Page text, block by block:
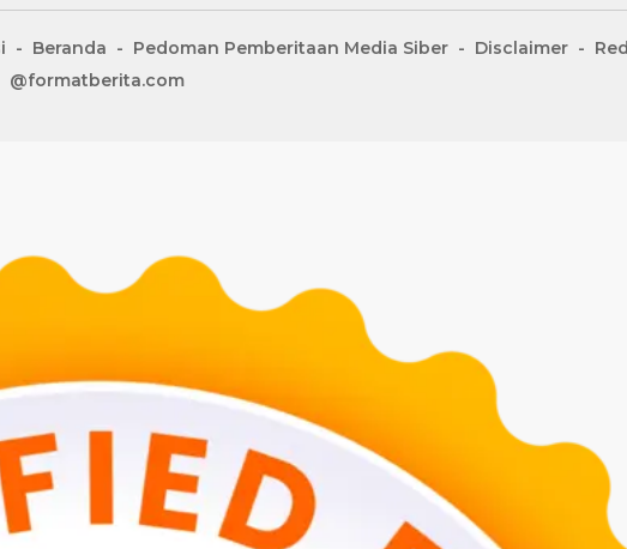
Beranda Pedoman Pemberitaan Media Siber Disclaimer
@formatberita.com